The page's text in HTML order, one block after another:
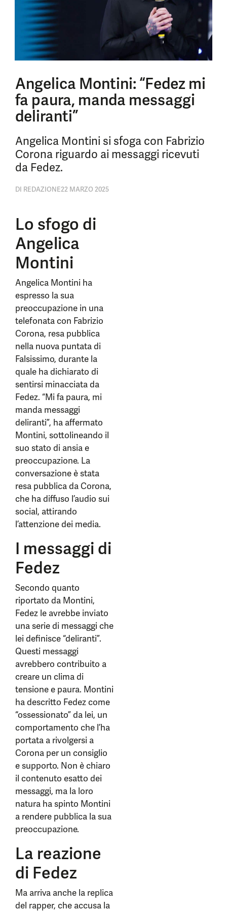
Angelica Montini: “Fedez mi
fa paura, manda messaggi
deliranti”
Angelica Montini si sfoga con Fabrizio
Corona riguardo ai messaggi ricevuti
da Fedez.
DI REDAZIONE22 MARZO 2025
Lo sfogo di
Angelica
Montini
Angelica Montini ha
espresso la sua
preoccupazione in una
telefonata con Fabrizio
Corona, resa pubblica
nella nuova puntata di
Falsissimo, durante la
quale ha dichiarato di
sentirsi minacciata da
Fedez. “Mi fa paura, mi
manda messaggi
deliranti”, ha affermato
Montini, sottolineando il
suo stato di ansia e
preoccupazione. La
conversazione è stata
resa pubblica da Corona,
che ha diffuso l’audio sui
social, attirando
l’attenzione dei media.
I messaggi di
Fedez
Secondo quanto
riportato da Montini,
Fedez le avrebbe inviato
una serie di messaggi che
lei definisce “deliranti”.
Questi messaggi
avrebbero contribuito a
creare un clima di
tensione e paura. Montini
ha descritto Fedez come
“ossessionato” da lei, un
comportamento che l’ha
portata a rivolgersi a
Corona per un consiglio
e supporto. Non è chiaro
il contenuto esatto dei
messaggi, ma la loro
natura ha spinto Montini
a rendere pubblica la sua
preoccupazione.
La reazione
di Fedez
Ma arriva anche la replica
del rapper, che accusa la